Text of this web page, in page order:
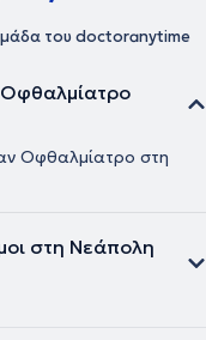
του doctoranytime
Οφθαλμίατρο
Οφθαλμίατρο στη
στη Νεάπολη